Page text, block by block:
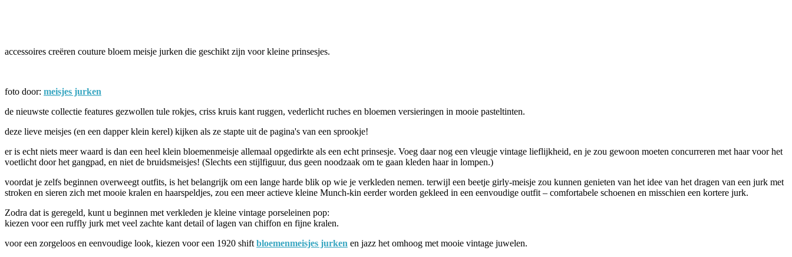
accessoires creëren couture bloem meisje jurken die geschikt zijn voor kleine prinsesjes.
foto door: meisjes jurken
de nieuwste collectie features gezwollen tule rokjes, criss kruis kant ruggen, vederlicht ruches en bloemen versieringen in mooie pasteltinten.
deze lieve meisjes (en een dapper klein kerel) kijken als ze stapte uit de pagina's van een sprookje!
er is echt niets meer waard is dan een heel klein bloemenmeisje allemaal opgedirkte als een echt prinsesje. Voeg daar nog een vleugje vintage lieflijkheid, en je zou gewoon moeten concurreren met haar voor het
voetlicht door het gangpad, en niet de bruidsmeisjes! (Slechts een stijlfiguur, dus geen noodzaak om te gaan kleden haar in lompen.)
voordat je zelfs beginnen overweegt outfits, is het belangrijk om een lange harde blik op wie je verkleden nemen. terwijl een beetje girly-meisje zou kunnen genieten van het idee van het dragen van een jurk met
stroken en sieren zich met mooie kralen en haarspeldjes, zou een meer actieve kleine Munch-kin eerder worden gekleed in een eenvoudige outfit – comfortabele schoenen en misschien een kortere jurk.
Zodra dat is geregeld, kunt u beginnen met verkleden je kleine vintage porseleinen pop:
kiezen voor een ruffly jurk met veel zachte kant detail of lagen van chiffon en fijne kralen.
voor een zorgeloos en eenvoudige look, kiezen voor een 1920 shift bloemenmeisjes jurken en jazz het omhoog met mooie vintage juwelen.